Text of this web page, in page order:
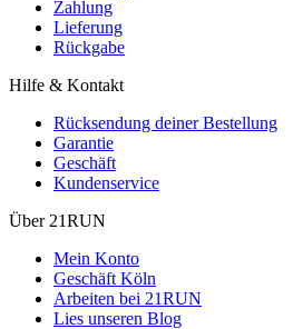
Zahlung
Lieferung
Rückgabe
Hilfe & Kontakt
Rücksendung deiner Bestellung
Garantie
Geschäft
Kundenservice
Über 21RUN
Mein Konto
Geschäft Köln
Arbeiten bei 21RUN
Lies unseren Blog